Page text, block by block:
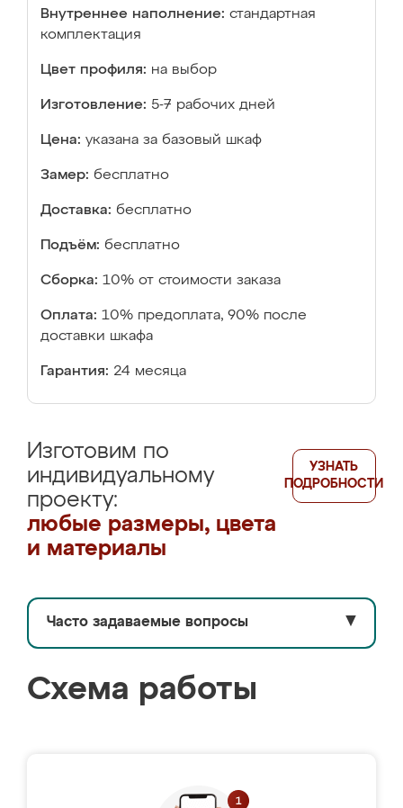
Внутреннее наполнение: стандартная
комплектация
Цвет профиля: на выбор
Изготовление: 5-7 рабочих дней
Цена: указана за базовый шкаф
Замер: бесплатно
Доставка: бесплатно
Подъём: бесплатно
Сборка: 10% от стоимости заказа
Оплата: 10% предоплата, 90% после
доставки шкафа
Гарантия: 24 месяца
Изготовим по
индивидуальному
проекту:
любые размеры, цвета
и материалы
УЗНАТЬ
ПОДРОБНОСТИ
Часто задаваемые вопросы ▼
Схема работы